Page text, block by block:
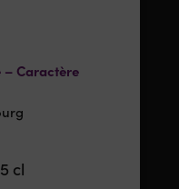
– Caractère
cl